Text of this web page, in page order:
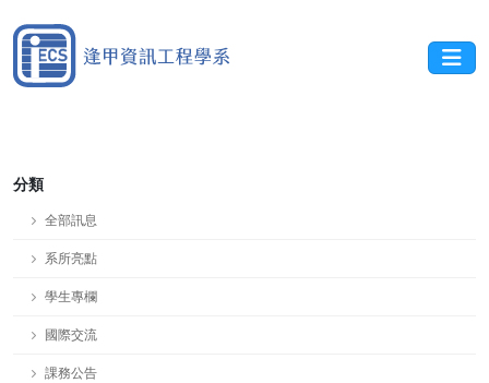
分類
全部訊息
系所亮點
學生專欄
國際交流
課務公告